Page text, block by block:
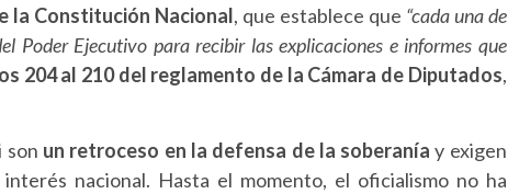
la Constitución Nacional, que establece que “cada una de
Poder Ejecutivo para recibir las explicaciones e informes que
204 al 210 del reglamento de la Cámara de Diputados,
son un retroceso en la defensa de la soberanía y exigen
nacional. Hasta el momento, el oficialismo no ha